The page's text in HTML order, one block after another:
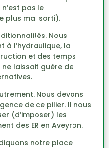
pas le
plus mal sorti).
Nous
à l’hydraulique, la
et des temps
laissait guère de
Nous devons
de ce pilier. Il nous
(d’imposer) les
des ER en Aveyron.
notre place